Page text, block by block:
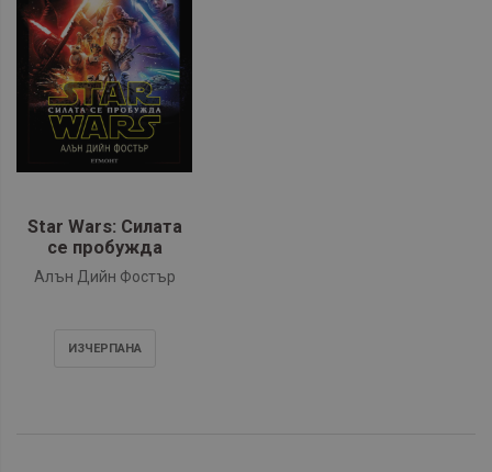
Star Wars: Силата
се пробужда
Алън Дийн Фостър
ИЗЧЕРПАНA